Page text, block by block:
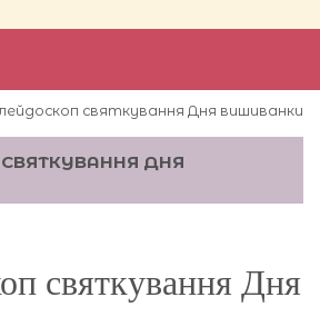
святкування Дня вишиванки
ДНЯ
святкування Дня